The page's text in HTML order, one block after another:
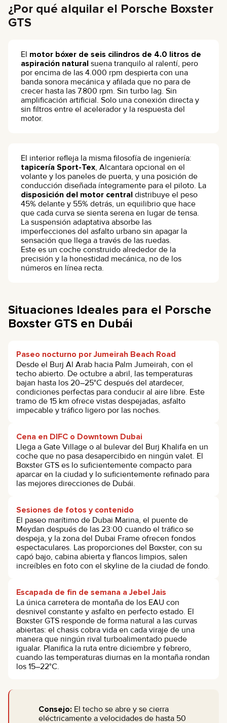
¿Por qué alquilar el Porsche Boxster
GTS
El motor bóxer de seis cilindros de 4.0 litros de
aspiración natural suena tranquilo al ralentí, pero
por encima de las 4.000 rpm despierta con una
banda sonora mecánica y afilada que no para de
crecer hasta las 7.800 rpm. Sin turbo lag. Sin
amplificación artificial. Solo una conexión directa y
sin filtros entre el acelerador y la respuesta del
motor.
El interior refleja la misma filosofía de ingeniería:
tapicería Sport-Tex, Alcantara opcional en el
volante y los paneles de puerta, y una posición de
conducción diseñada íntegramente para el piloto. La
disposición del motor central distribuye el peso
45% delante y 55% detrás, un equilibrio que hace
que cada curva se sienta serena en lugar de tensa.
La suspensión adaptativa absorbe las
imperfecciones del asfalto urbano sin apagar la
sensación que llega a través de las ruedas.
Este es un coche construido alrededor de la
precisión y la honestidad mecánica, no de los
números en línea recta.
Situaciones Ideales para el Porsche
Boxster GTS en Dubái
Paseo nocturno por Jumeirah Beach Road
Desde el Burj Al Arab hacia Palm Jumeirah, con el
techo abierto. De octubre a abril, las temperaturas
bajan hasta los 20–25°C después del atardecer,
condiciones perfectas para conducir al aire libre. Este
tramo de 15 km ofrece vistas despejadas, asfalto
impecable y tráfico ligero por las noches.
Cena en DIFC o Downtown Dubai
Llega a Gate Village o al bulevar del Burj Khalifa en un
coche que no pasa desapercibido en ningún valet. El
Boxster GTS es lo suficientemente compacto para
aparcar en la ciudad y lo suficientemente refinado para
las mejores direcciones de Dubái.
Sesiones de fotos y contenido
El paseo marítimo de Dubai Marina, el puente de
Meydan después de las 23:00 cuando el tráfico se
despeja, y la zona del Dubai Frame ofrecen fondos
espectaculares. Las proporciones del Boxster, con su
capó bajo, cabina abierta y flancos limpios, salen
increíbles en foto con el skyline de la ciudad de fondo.
Escapada de fin de semana a Jebel Jais
La única carretera de montaña de los EAU con
desnivel constante y asfalto en perfecto estado. El
Boxster GTS responde de forma natural a las curvas
abiertas: el chasis cobra vida en cada viraje de una
manera que ningún rival turboalimentado puede
igualar. Planifica la ruta entre diciembre y febrero,
cuando las temperaturas diurnas en la montaña rondan
los 15–22°C.
Consejo: El techo se abre y se cierra
eléctricamente a velocidades de hasta 50